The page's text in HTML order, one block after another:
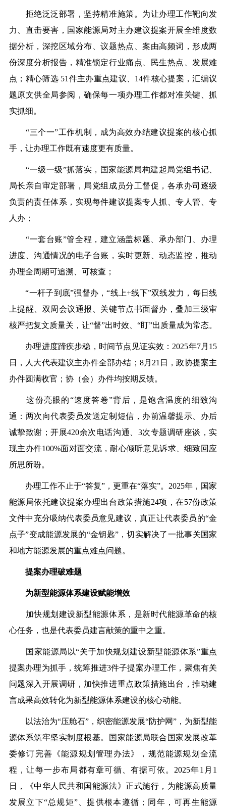
拒绝泛泛部署，坚持精准施策。为让办理工作靶向发
力、直击要害，国家能源局对主办建议提案开展全维度数
据分析，深挖区域分布、议题热点、案由高频词，形成两
份深度分析报告，精准锁定行业痛点、民生热点、发展难
点；精心筛选51 件主办重点建议、 14件核心提案，汇编议
题原文供全局参阅，确保每一项办理工作都对准关键、抓
实抓细。
“三个一”工作机制，成为高效办结建议提案的核心抓
手，让办理工作既有速度更有质量。
“一级一级”抓落实，国家能源局构建起局党组书记、
局长亲自审定部署，局党组成员分工督促，各承办司逐级
负责的责任体系，实现每件建议提案专人抓、专人管、专
人办；
“一套台账”管全程，建立涵盖标题、承办部门、办理
进度、沟通情况的电子台账，实时更新、动态监控，推动
办理全周期可追溯、可核查；
“一杆子到底”强督办，“线上+线下”双线发力，每日线
上提醒、双周会议通报、关键节点书面督办，叠加三级审
核严把复文质量关，让“督”出时效、 “盯”出质量成为常态。
办理进度蹄疾步稳，时间节点见证实效： 2025年7月 15
日，人大代表建议主办件全部办结； 8月 21 日，政协提案主
办件圆满收官；协（会）办件均按期反馈。
这份亮眼的“速度答卷”背后，是饱含温度的细致沟
通：两次向代表委员发送定制短信，办前温馨提示、办后
诚挚致谢；开展420余次电话沟通、 3次专题调研座谈，实
现主办件100%面对面交流，耐心倾听意见诉求、细致回应
所思所盼。
办理工作不止于“答复” ，更重在“落实”。 2025年，国家
能源局依托建议提案办理出台政策措施24项，在57份政策
文件中充分吸纳代表委员意见建议，真正让代表委员的“金
点子”变成能源发展的“金钥匙”，切实解决了一批事关国家
和地方能源发展的重点难点问题。
提案办理破难题
为新型能源体系建设赋能增效
加快规划建设新型能源体系，是新时代能源革命的核
心任务，也是代表委员建言献策的重中之重。
国家能源局以“关于加快规划建设新型能源体系”重点
提案办理为抓手，统筹推进3件子提案办理工作，聚焦有关
问题深入开展调研，加快推进重点政策措施出台，推动建
言成果高效转化为新型能源体系建设的核心动能。
以法治为“压舱石” ，织密能源发展“防护网” ，为新型能
源体系筑牢坚实制度根基。国家能源局联合国家发展改革
委修订完善《能源规划管理办法》，规范能源规划全流
程，让每一步布局都有章可循、有据可依。 2025年1 月 1
日，《中华人民共和国能源法》正式施行，为能源高质量
发展立下“总规矩”、提供根本遵循；同年，可再生能源